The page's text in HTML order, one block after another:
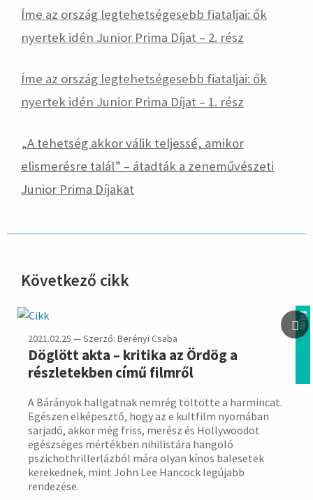
Íme az ország legtehetségesebb fiataljai: ők
nyertek idén Junior Prima Díjat – 2. rész
Íme az ország legtehetségesebb fiataljai: ők
nyertek idén Junior Prima Díjat – 1. rész
„A tehetség akkor válik teljessé, amikor
elismerésre talál” – átadták a zeneművészeti
Junior Prima Díjakat
Következő cikk
film
2021.02.25 — Szerző: Berényi Csaba
Döglött akta – kritika az Ördög a
részletekben című filmről
A Bárányok hallgatnak nemrég töltötte a harmincat.
Egészen elképesztő, hogy az e kultfilm nyomában
sarjadó, akkor még friss, merész és Hollywoodot
egészséges mértékben nihilistára hangoló
pszichothrillerlázból mára olyan kínos balesetek
kerekednek, mint John Lee Hancock legújabb
rendezése.